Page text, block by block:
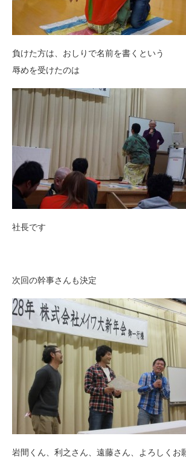
負けた方は、おしりで名前を書くという
辱めを受けたのは
社長です
次回の幹事さんも決定
岩間くん、利之さん、遠藤さん、よろしくお